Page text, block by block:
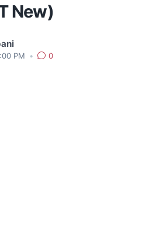
New)
PM •
0